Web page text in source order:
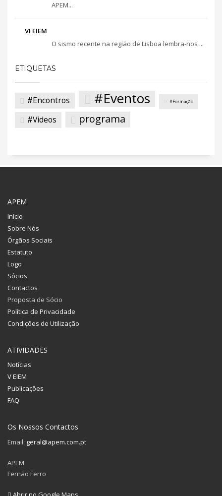
APEM...
VI EIEM
O sismo recente na região de Lisboa lembra-nos ...
ETIQUETAS
#Encontros #Eventos #Formação
#Videos programa
APEM
Início
Sobre Nós
Órgãos Sociais
Estatuto
Logo
Sócios
Contactos
Proposta de Sócio
Política de Privacidade
Condições de Utilização
ATIVIDADES
Notícias
V EIEM
Publicações
FAQ
Os Nossos Contactos
Email: geral@apem.com.pt
APEM
Fernão Ferro